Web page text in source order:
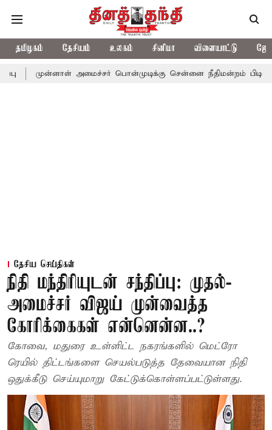
தமிழகம் தேசியம் உலகம் சினிமா விளையாட்டு
அமைச்சர் பொன்முடிக்கு சென்னை நீதிமன்றம் பிடிவாராண்ட்
தேசிய செய்திகள்
நிதி மந்திரியுடன் சந்திப்பு: முதல்-
அமைச்சர் விஜய் முன்வைத்த
கோரிக்கைகள் என்னென்ன..?
கோவை, மதுரை உள்ளிட்ட நகரங்களில் மெட்ரோ
ரெயில் திட்டங்களை செயல்படுத்த தேவையான நிதி
ஒதுக்கீடு செய்யுமாறு கேட்டுக்கொள்ளப்பட்டுள்ளது.